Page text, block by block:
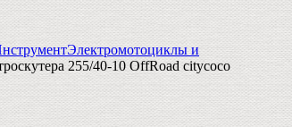
Электромотоциклы и
255/40-10 OffRoad citycoco